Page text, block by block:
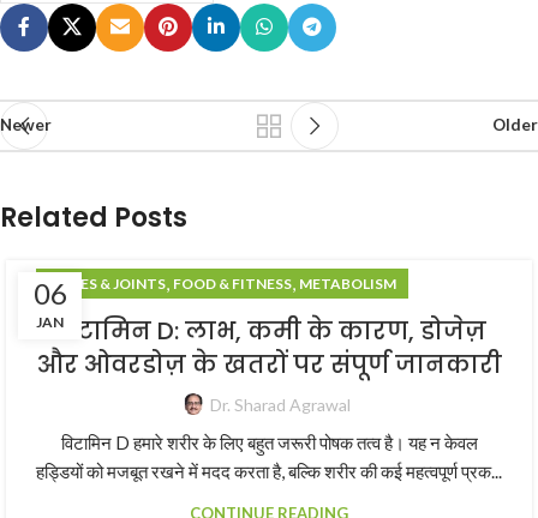
Newer Older
Related Posts
06
JAN
BONES & JOINTS, FOOD & FITNESS, METABOLISM
विटामिन D: लाभ, कमी के कारण, डोजेज़
और ओवरडोज़ के खतरों पर संपूर्ण जानकारी
Dr. Sharad Agrawal
विटामिन D हमारे शरीर के लिए बहुत जरूरी पोषक तत्व है। यह न केवल
हड्डियों को मजबूत रखने में मदद करता है, बल्कि शरीर की कई महत्वपूर्ण प्रक...
CONTINUE READING